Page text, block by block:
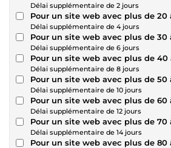
Délai supplémentaire de 2 jours
Pour un site web avec plus de 20
Délai supplémentaire de 4 jours
Pour un site web avec plus de 30
Délai supplémentaire de 6 jours
Pour un site web avec plus de 40
Délai supplémentaire de 8 jours
Pour un site web avec plus de 50
Délai supplémentaire de 10 jours
Pour un site web avec plus de 60
Délai supplémentaire de 12 jours
Pour un site web avec plus de 70
Délai supplémentaire de 14 jours
Pour un site web avec plus de 80